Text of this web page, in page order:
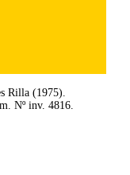
Rilla (1975).
Nº inv. 4816.